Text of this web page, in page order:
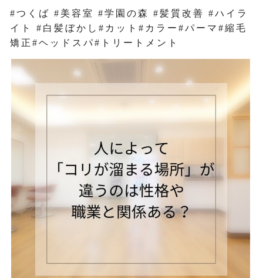
#つくば #美容室 #学園の森 #髪質改善 #ハイラ
イト #白髪ぼかし#カット#カラー#パーマ#縮毛
矯正#ヘッドスパ#トリートメント